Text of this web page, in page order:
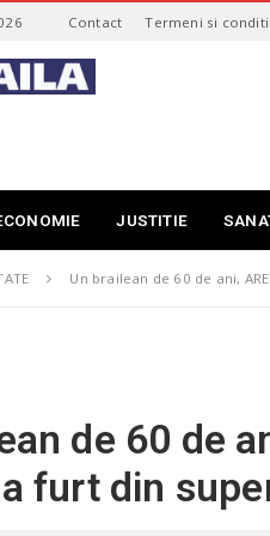
Contact Termeni si conditii
t
B
l
r
a
i
l
JUSTITIE
Un brailean de 60 de ani,
de 60 de
furt din